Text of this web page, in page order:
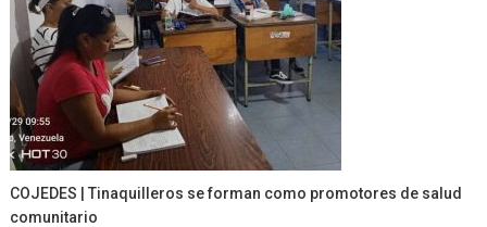
COJEDES | Tinaquilleros se forman como promotores de salud
comunitario